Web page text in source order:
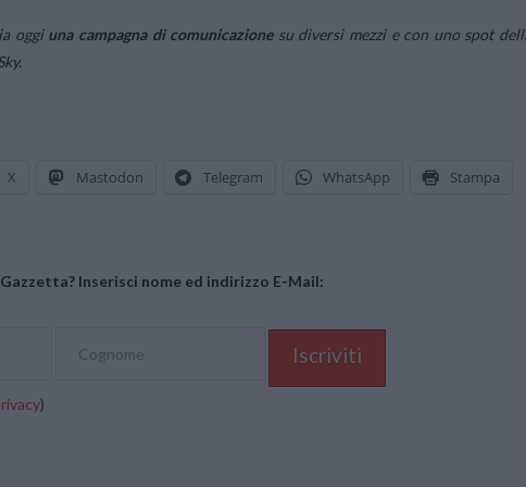
oggi una campagna di comunicazionesu diversi mezzi e con uno spot
X Mastodon Telegram WhatsApp Stampa
Inserisci nome ed indirizzo E-Mail:
)